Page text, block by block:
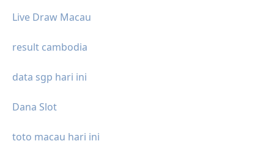
Live Draw Macau
result cambodia
data sgp hari ini
Dana Slot
toto macau hari ini